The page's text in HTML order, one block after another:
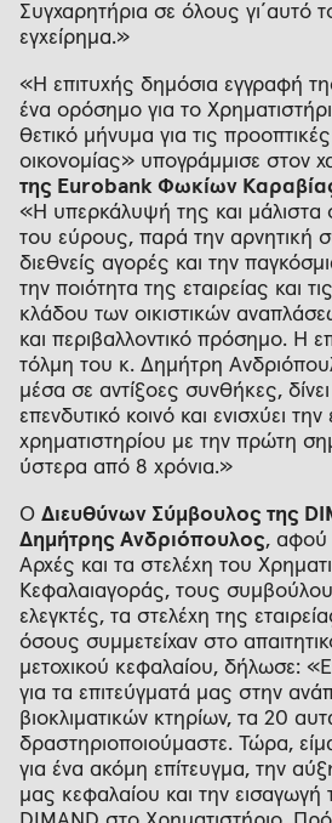
Συγχαρητήρια σε όλους γι΄αυτό
εγχείρημα.»
«Η επιτυχής δημόσια εγγραφή
ένα ορόσημο για το
θετικό μήνυμα για τις
οικονομίας» υπογράμμισε στον
της Eurobank Φωκίων
«Η υπερκάλυψή της και μάλιστα
του εύρους, παρά την αρνητική
διεθνείς αγορές και την
την ποιότητα της εταιρείας και
κλάδου των οικιστικών
και περιβαλλοντικό πρόσημο. Η
τόλμη του κ. Δημήτρη
μέσα σε αντίξοες συνθήκες,
επενδυτικό κοινό και ενισχύει
χρηματιστηρίου με την πρώτη
ύστερα από 8 χρόνια.»
Ο Διευθύνων Σύμβουλος της
Δημήτρης Ανδριόπουλος, αφού
Αρχές και τα στελέχη του
Κεφαλαιαγοράς, τους
ελεγκτές, τα στελέχη της
όσους συμμετείχαν στο
μετοχικού κεφαλαίου, δήλωσε:
για τα επιτεύγματά μας στην
βιοκλιματικών κτηρίων, τα 20
δραστηριοποιούμαστε. Τώρα,
για ένα ακόμη επίτευγμα, την
μας κεφαλαίου και την εισαγωγή